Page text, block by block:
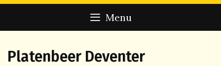
Menu
Platenbeer Deventer